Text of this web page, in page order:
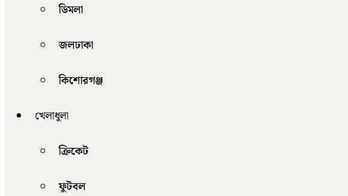
ডিমলা
জলঢাকা
কিশোরগঞ্জ
খেলাধুলা
ক্রিকেট
ফুটবল